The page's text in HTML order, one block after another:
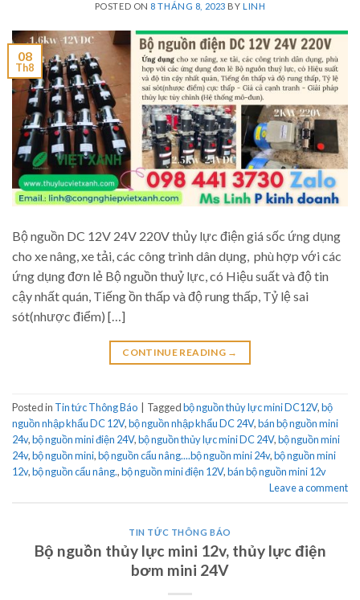
POSTED ON 8 THÁNG 8, 2023 BY LINH
08
Th8
Bộ nguồn DC 12V 24V 220V thủy lực điện giá sốc ứng dụng
cho xe nâng, xe tải, các công trình dân dụng, phù hợp với các
ứng dụng đơn lẻ Bộ nguồn thuỷ lực, có Hiệu suất và độ tin
cậy nhất quán, Tiếng ồn thấp và độ rung thấp, Tỷ lệ sai
sót(nhược điểm) […]
CONTINUE READING →
Posted in Tin tức Thông Báo Taggedbộ nguồn thủy lực mini DC12V,bộ
nguồn nhập khẩu DC 12V,bộ nguồn nhập khẩu DC 24V,bán bộ nguồn mini
24v,bộ nguồn mini điện 24V,bộ nguồn thủy lực mini DC 24V,bộ nguồn mini
24v,bộ nguồn mini,bộ nguồn cẩu nâng....bộ nguồn mini 24v,bộ nguồn mini
12v,bộ nguồn cẩu nâng.,bộ nguồn mini điện 12V,bán bộ nguồn mini 12v
Leave a comment
TIN TỨC THÔNG BÁO
Bộ nguồn thủy lực mini 12v, thủy lực điện
bơm mini 24V